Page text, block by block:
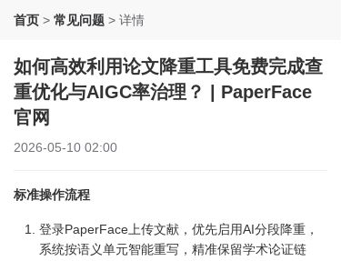
首页 > 常见问题 > 详情
如何高效利用论文降重工具免费完成查
重优化与AIGC率治理？ | PaperFace
官网
2026-05-10 02:00
标准操作流程
登录PaperFace上传文献，优先启用AI分段降重，
系统按语义单元智能重写，精准保留学术论证链